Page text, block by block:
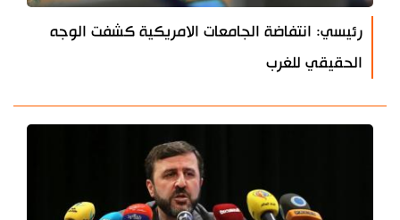
رئيسي: انتفاضة الجامعات الامريكية كشفت الوجه
الحقيقي للغرب